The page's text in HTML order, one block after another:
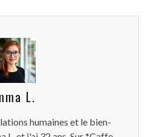
L.
humaines et le bien-